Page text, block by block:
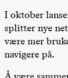
Lucky:
Kylén Collins
& Lærke
Grøntved
Lucy &
Lucky show
(Black Box
I oktober
splitter nye
være mer
navigere på.